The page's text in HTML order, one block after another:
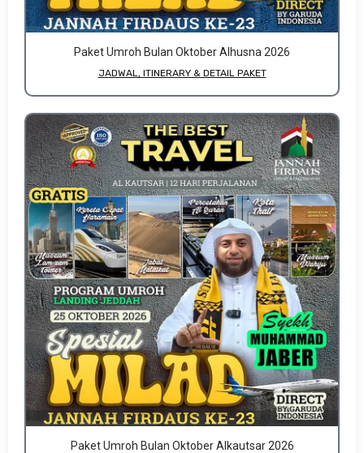
Paket Umroh Bulan Oktober Alhusna 2026
JADWAL, ITINERARY & DETAIL PAKET
Paket Umroh Bulan Oktober Alkautsar 2026